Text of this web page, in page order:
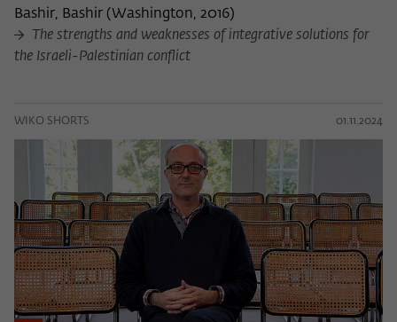
Bashir, Bashir (Washington, 2016)
The strengths and weaknesses of integrative solutions for
the Israeli-Palestinian conflict
WIKO SHORTS 01.11.2024